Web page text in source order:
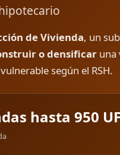
de Vivienda, un
o densificar una
según el RSH.
hasta 950 UF